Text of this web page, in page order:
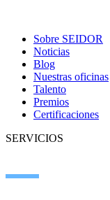
Sobre SEIDOR
Noticias
Blog
Nuestras oficinas
Talento
Premios
Certificaciones
SERVICIOS